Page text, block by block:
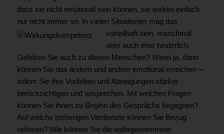
dass sie nicht emotional sein können, sie wirken einfach
nur nicht immer so. In vielen Situationen mag das
vorteilhaft sein, manchmal
aber auch eher hinderlich.
Gehören Sie auch zu diesen Menschen? Wenn ja, dann
können Sie das ändern und andere emotional erreichen –
indem Sie ihre Vorlieben und Abneigungen stärker
berücksichtigen und ansprechen. Mit welchen Fragen
können Sie ihnen zu Beginn des Gesprächs begegnen?
Auf welche bisherigen Verdienste können Sie Bezug
nehmen? Wie können Sie die wahrgenommene